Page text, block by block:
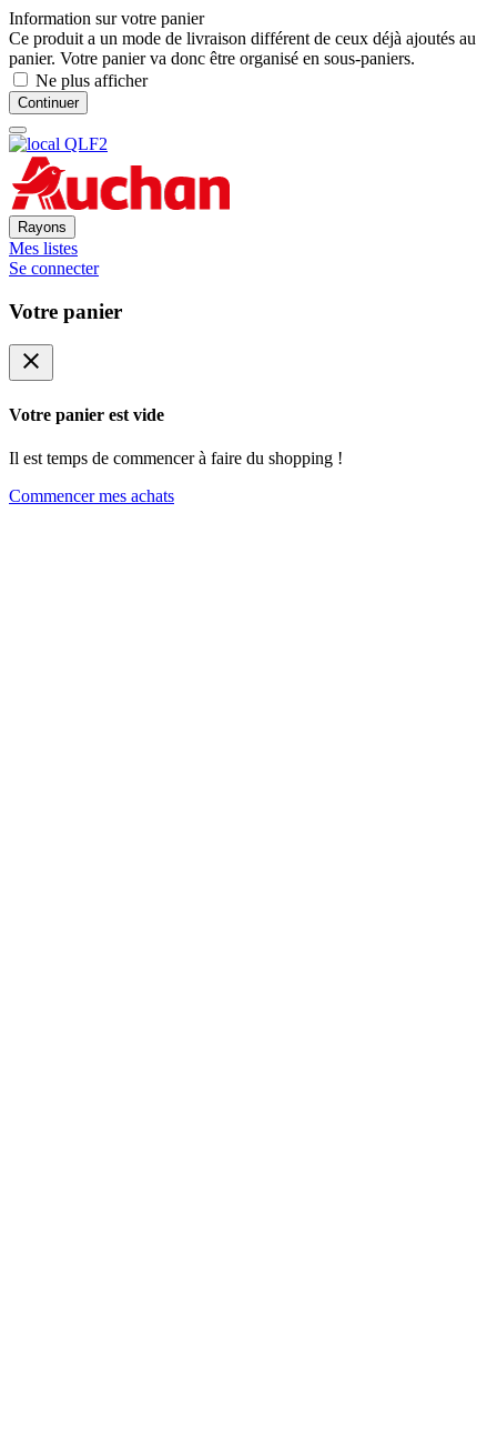
Information sur votre panier
Ce produit a un mode de livraison différent de ceux déjà ajoutés au
panier. Votre panier va donc être organisé en sous-paniers.
Ne plus afficher
Continuer
Rayons
Mes listes
Se connecter
Votre panier
close
Votre panier est vide
Il est temps de commencer à faire du shopping !
Commencer mes achats